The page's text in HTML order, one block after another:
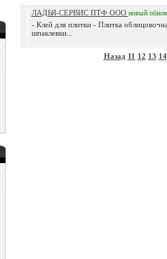
ЛАДЬЯ-СЕРВИС ПТФ ООО новый
- Клей для плитки - Плитка
шпаклевки...
Назад 11 12 13 14